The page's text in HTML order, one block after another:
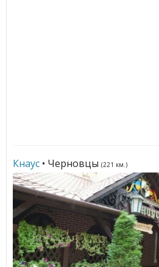
Кнаус • Черновцы (221 км.)